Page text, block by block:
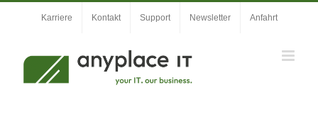
Karriere Kontakt Support Newsletter Anfahrt